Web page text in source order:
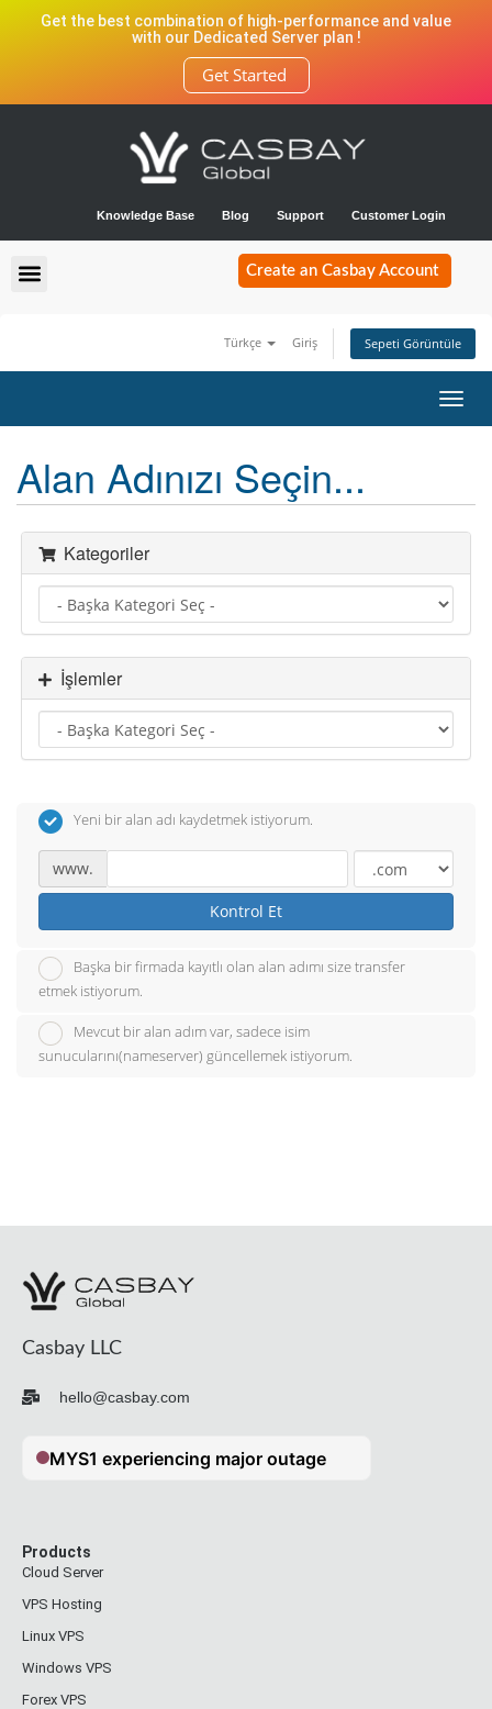
Get the best combination of high-performance and value
with our Dedicated Server plan !
Get Started
Knowledge Base Blog Support Customer Login
Create an Casbay Account
Türkçe Giriş Sepeti Görüntüle
Alan Adınızı Seçin...
Kategoriler
İşlemler
Yeni bir alan adı kaydetmek istiyorum.
www.
Kontrol Et
Başka bir firmada kayıtlı olan alan adımı size transfer
etmek istiyorum.
Mevcut bir alan adım var, sadece isim
sunucularını(nameserver) güncellemek istiyorum.
Casbay LLC
hello@casbay.com
Products
Cloud Server
VPS Hosting
Linux VPS
Windows VPS
Forex VPS